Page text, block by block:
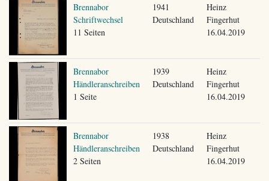
Brennabor
Schriftwechsel
11 Seiten
1941
Deutschland
Heinz
Fingerhut
16.04.2019
Brennabor
Händleranschreiben
1 Seite
1939
Deutschland
Heinz
Fingerhut
16.04.2019
Brennabor
Händleranschreiben
2 Seiten
1938
Deutschland
Heinz
Fingerhut
16.04.2019